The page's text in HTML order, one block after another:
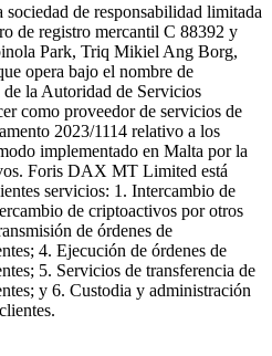
de responsabilidad limitada
de registro mercantil C 88392 y
Park, Triq Mikiel Ang Borg,
opera bajo el nombre de
la Autoridad de Servicios
como proveedor de servicios de
2023/1114 relativo a los
implementado en Malta por la
Foris DAX MT Limited está
servicios: 1. Intercambio de
de criptoactivos por otros
de órdenes de
4. Ejecución de órdenes de
5. Servicios de transferencia de
y 6. Custodia y administración